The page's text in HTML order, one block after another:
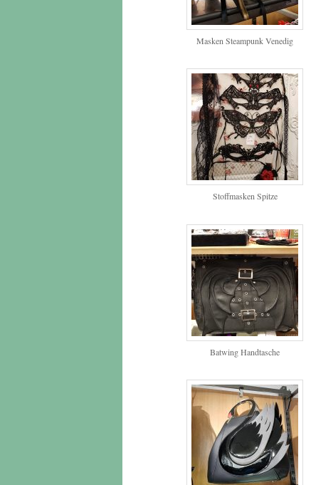
Masken Steampunk Venedig
Stoffmasken Spitze
Batwing Handtasche